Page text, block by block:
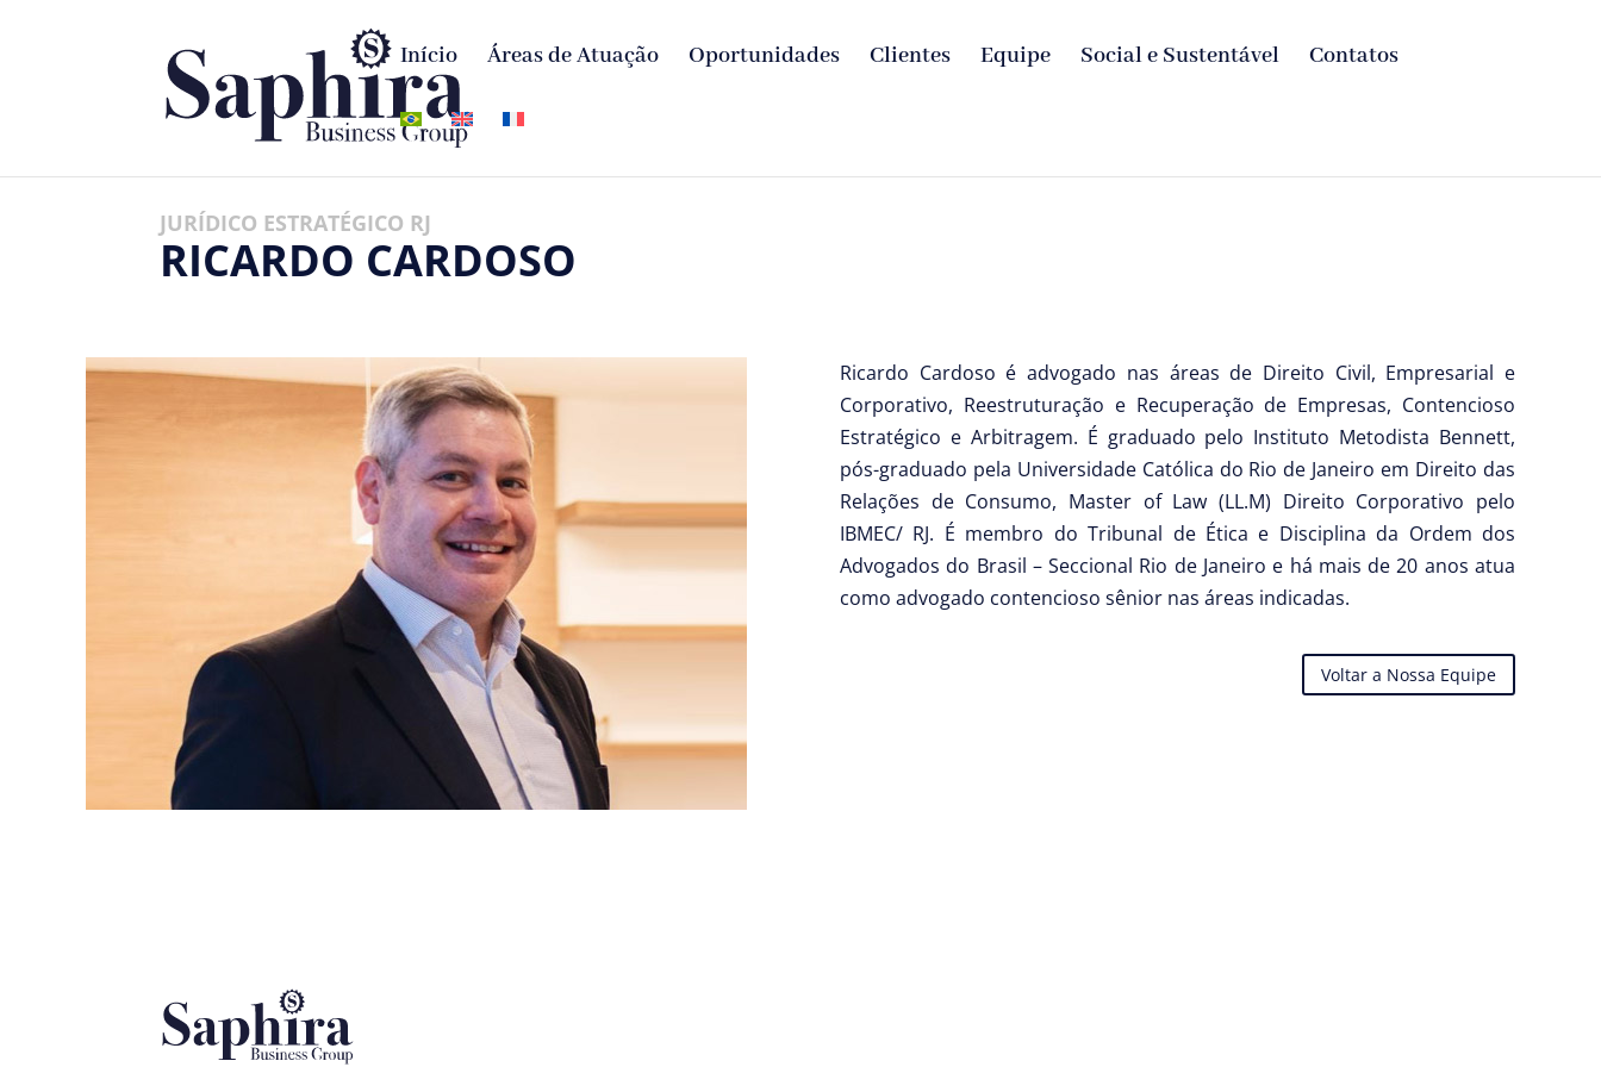
Início Áreas de Atuação Oportunidades Clientes Equipe Social e Sustentável Contatos
JURÍDICO ESTRATÉGICO RJ
RICARDO CARDOSO
Ricardo Cardoso é advogado nas áreas de Direito Civil, Empresarial e
Corporativo, Reestruturação e Recuperação de Empresas, Contencioso
Estratégico e Arbitragem. É graduado pelo Instituto Metodista Bennett,
pós-graduado pela Universidade Católica do Rio de Janeiro em Direito das
Relações de Consumo, Master of Law (LL.M) Direito Corporativo pelo
IBMEC/ RJ. É membro do Tribunal de Ética e Disciplina da Ordem dos
Advogados do Brasil – Seccional Rio de Janeiro e há mais de 20 anos atua
como advogado contencioso sênior nas áreas indicadas.
Voltar a Nossa Equipe